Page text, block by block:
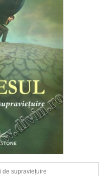
de supraviețuire